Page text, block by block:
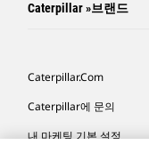
Caterpillar »브랜드
Caterpillar.com
Caterpillar에 문의
내 마케팅 기본 설정